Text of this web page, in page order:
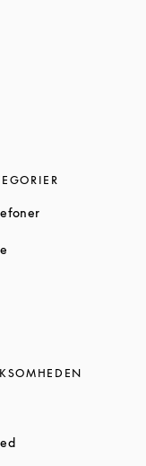
Link Opens in
in New Tab
Opens in New Tab
Tab
Link Opens in New